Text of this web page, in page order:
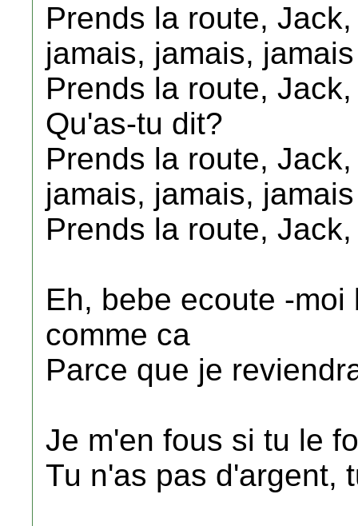
Prends la route,
jamais, jamais, jamais
Prends la route,
Qu'as-tu dit?
Prends la route,
jamais, jamais, jamais
Prends la route,
Eh, bebe ecoute -
comme ca
Parce que je
Je m'en fous si tu le
Tu n'as pas d'argent,